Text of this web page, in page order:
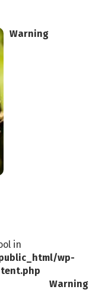
Warning
in
wp-
Warning